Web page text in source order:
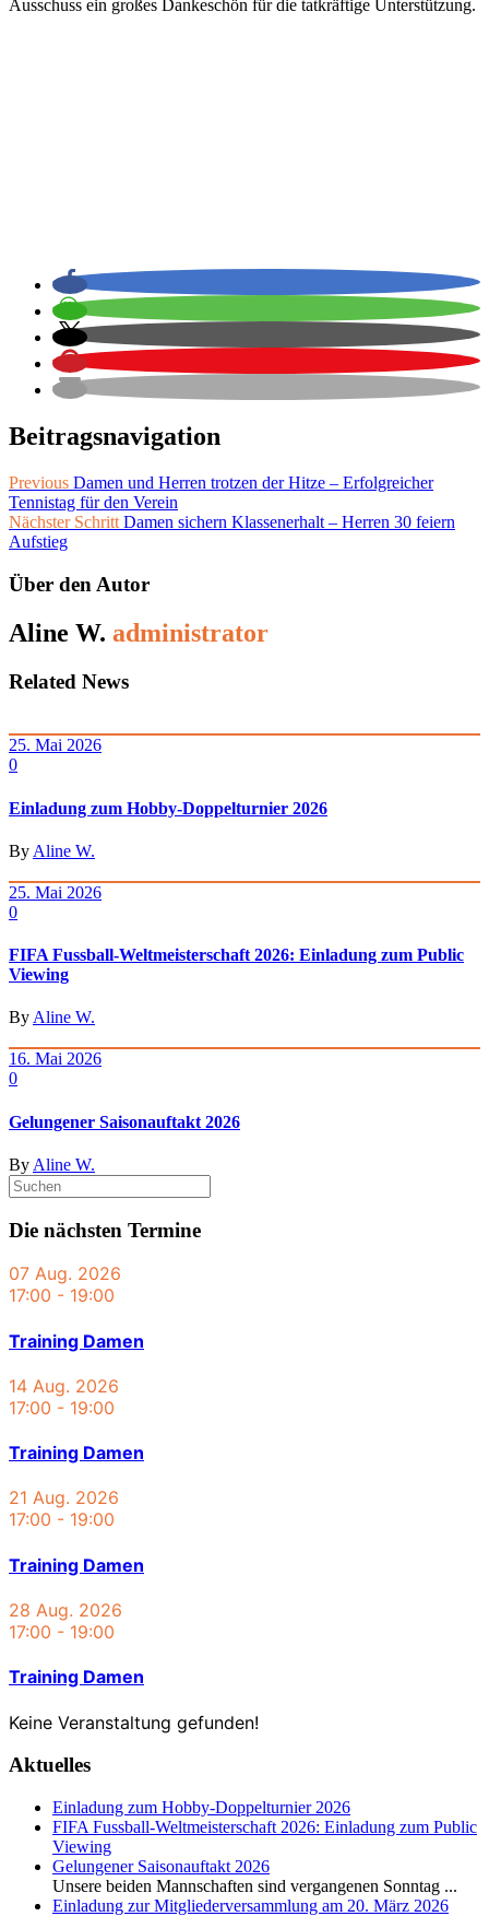
Ausschuss ein großes Dankeschön für die tatkräftige Unterstützung.
Beitragsnavigation
Previous Damen und Herren trotzen der Hitze – Erfolgreicher
Tennistag für den Verein
Nächster Schritt Damen sichern Klassenerhalt – Herren 30 feiern
Aufstieg
Über den Autor
Aline W. administrator
Related News
25. Mai 2026
0
Einladung zum Hobby-Doppelturnier 2026
By Aline W.
25. Mai 2026
0
FIFA Fussball-Weltmeisterschaft 2026: Einladung zum Public
Viewing
ByAline W.
16. Mai 2026
0
Gelungener Saisonauftakt 2026
By Aline W.
Die nächsten Termine
07 Aug. 2026
17:00 - 19:00
Training Damen
14 Aug. 2026
17:00 - 19:00
Training Damen
21 Aug. 2026
17:00 - 19:00
Training Damen
28 Aug. 2026
17:00 - 19:00
Training Damen
Keine Veranstaltung gefunden!
Aktuelles
Einladung zum Hobby-Doppelturnier 2026
FIFA Fussball-Weltmeisterschaft 2026: Einladung zum Public
Viewing
Gelungener Saisonauftakt 2026
Unsere beiden Mannschaften sind vergangenen Sonntag ...
Einladung zur Mitgliederversammlung am 20. März 2026